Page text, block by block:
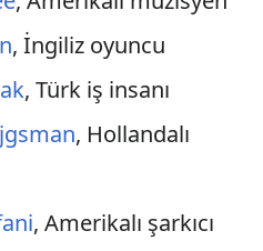
, İngiliz oyuncu
, Türk iş insanı
, Hollandalı
, Amerikalı şarkıcı